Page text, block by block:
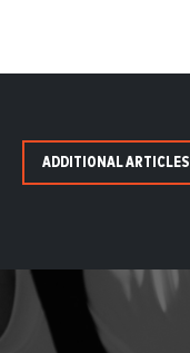
ADDITIONAL ARTICLES